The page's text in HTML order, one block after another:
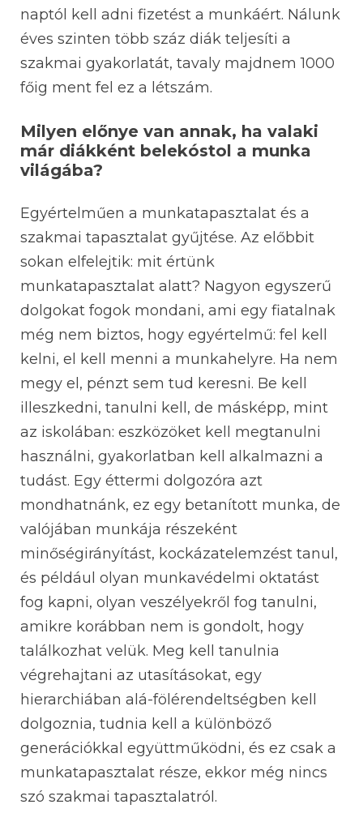
naptól kell adni fizetést a munkáért. Nálunk
éves szinten több száz diák teljesíti a
szakmai gyakorlatát, tavaly majdnem 1000
főig ment fel ez a létszám.
Milyen előnye van annak, ha valaki
már diákként belekóstol a munka
világába?
Egyértelműen a munkatapasztalat és a
szakmai tapasztalat gyűjtése. Az előbbit
sokan elfelejtik: mit értünk
munkatapasztalat alatt? Nagyon egyszerű
dolgokat fogok mondani, ami egy fiatalnak
még nem biztos, hogy egyértelmű: fel kell
kelni, el kell menni a munkahelyre. Ha nem
megy el, pénzt sem tud keresni. Be kell
illeszkedni, tanulni kell, de másképp, mint
az iskolában: eszközöket kell megtanulni
használni, gyakorlatban kell alkalmazni a
tudást. Egy éttermi dolgozóra azt
mondhatnánk, ez egy betanított munka, de
valójában munkája részeként
minőségirányítást, kockázatelemzést tanul,
és például olyan munkavédelmi oktatást
fog kapni, olyan veszélyekről fog tanulni,
amikre korábban nem is gondolt, hogy
találkozhat velük. Meg kell tanulnia
végrehajtani az utasításokat, egy
hierarchiában alá-fölérendeltségben kell
dolgoznia, tudnia kell a különböző
generációkkal együttműködni, és ez csak a
munkatapasztalat része, ekkor még nincs
szó szakmai tapasztalatról.